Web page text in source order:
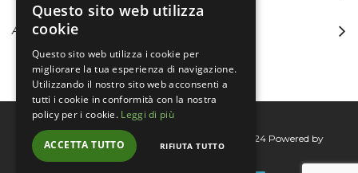
ACCOUNT
Bertini group srl © 2015-2026 - P.I. 06076830824 Powered by
Connecta
Questo sito web utilizza
cookie
Questo sito web utilizza i cookie per
migliorare la tua esperienza di navigazione.
Utilizzando il nostro sito web acconsenti a
tutti i cookie in conformità con la nostra
policy per i cookie. Leggi di più
ACCETTA TUTTO RIFIUTA TUTTO